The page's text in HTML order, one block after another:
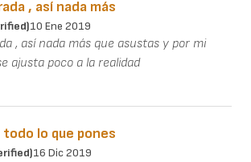
, así nada más
10 Ene 2019
, así nada más que asustas y por mi
ajusta poco a la realidad
todo lo que pones
16 Dic 2019